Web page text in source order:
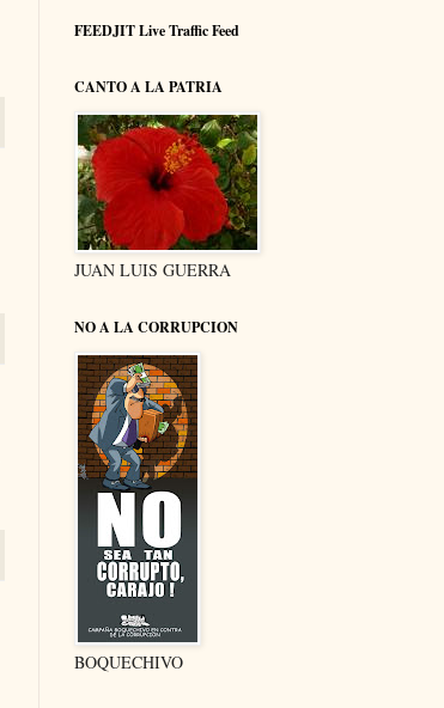
FEEDJIT Live Traffic Feed
CANTO A LA PATRIA
JUAN LUIS GUERRA
NO A LA CORRUPCION
BOQUECHIVO